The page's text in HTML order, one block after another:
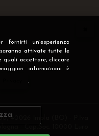
un'esperienza
attivate tutte le
quali accettare, cliccare
informazioni è
.
40026 Imola (BO) - P.Iva